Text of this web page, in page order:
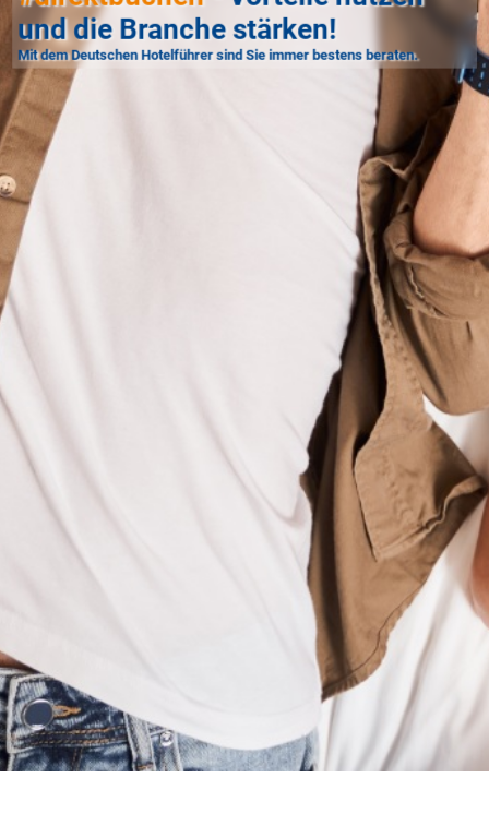
und die Branche stärken!
Mit dem Deutschen Hotelführer sind Sie immer bestens beraten.